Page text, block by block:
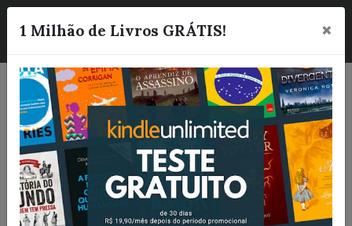
☰
1 Milhão de Livros GRÁTIS! ×